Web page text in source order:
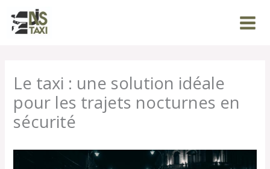
Le taxi : une solution idéale
pour les trajets nocturnes en
sécurité